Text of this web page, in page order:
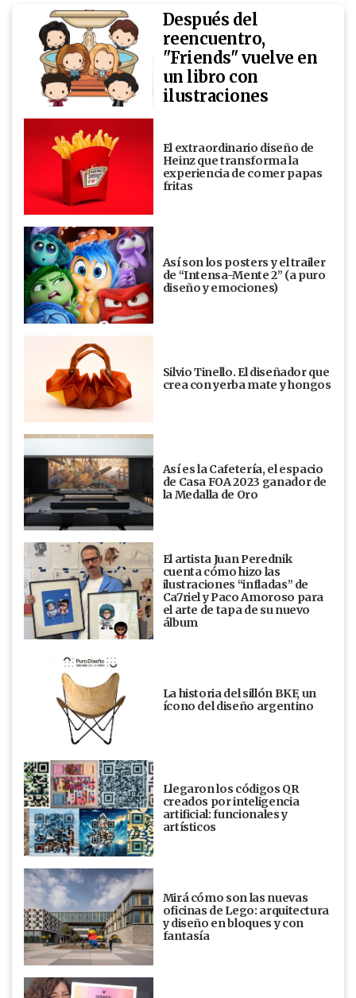
Después del
reencuentro,
"Friends" vuelve en
un libro con
ilustraciones
El extraordinario diseño de
Heinz que transforma la
experiencia de comer papas
fritas
Así son los posters y el trailer
de “Intensa-Mente 2” (a puro
diseño y emociones)
Silvio Tinello. El diseñador que
crea con yerba mate y hongos
Así es la Cafetería, el espacio
de Casa FOA 2023 ganador de
la Medalla de Oro
El artista Juan Perednik
cuenta cómo hizo las
ilustraciones “infladas” de
Ca7riel y Paco Amoroso para
el arte de tapa de su nuevo
álbum
La historia del sillón BKF, un
ícono del diseño argentino
Llegaron los códigos QR
creados por inteligencia
artificial: funcionales y
artísticos
Mirá cómo son las nuevas
oficinas de Lego: arquitectura
y diseño en bloques y con
fantasía